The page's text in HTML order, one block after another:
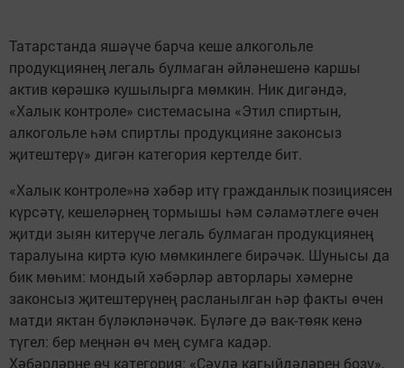
Татарстанда яшәүче барча кеше алкогольле
продукциянең легаль булмаган әйләнешенә каршы
актив көрәшкә кушылырга мөмкин. Ник дигәндә,
«Халык контроле» системасына «Этил спиртын,
алкогольле һәм спиртлы продукцияне законсыз
җитештерү» дигән категория кертелде бит.
«Халык контроле»нә хәбәр итү гражданлык позициясен
күрсәтү, кешеләрнең тормышы һәм сәламәтлеге өчен
җитди зыян китерүче легаль булмаган продукциянең
таралуына киртә кую мөмкинлеге бирәчәк. Шунысы да
бик мөһим: мондый хәбәрләр авторлары хәмерне
законсыз җитештерүнең расланылган һәр факты өчен
матди яктан бүләкләнәчәк. Бүләге дә вак-төяк кенә
түгел: бер меңнән өч мең сумга кадәр.
Хәбәрләрне өч категория: «Сәүдә кагыйдәләрен бозу»,